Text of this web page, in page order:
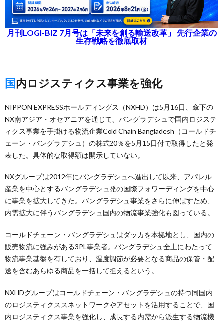
月刊LOGI-BIZ 7月号は「未来を創る輸送改革」 先行企業の
生存戦略を徹底取材
国内ロジスティクス事業を強化
NIPPON EXPRESSホールディングス（NXHD）は5月16日、傘下の
NX南アジア・オセアニアを通じて、バングラデシュで国内ロジステ
ィクス事業を手掛ける物流企業Cold Chain Bangladesh（コールドチ
ェーン・バングラデシュ）の株式20％を5月15日付で取得したと発
表した。具体的な取得額は開示していない。
NXグループは2012年にバングラデシュへ進出して以来、アパレル
産業を中心とするバングラデシュ発の国際フォワーディングを中心
に事業を拡大してきた。バングラデシュ事業をさらに伸ばすため、
内需拡大に伴うバングラデシュ国内の物流事業強化も図っている。
コールドチェーン・バングラデシュはダッカを本拠地とし、国内の
販売物流に強みがある3PL事業者。バングラデシュ全土にわたって
物流事業基盤を有しており、温度調節が必要となる商品の保管・配
送を含むあらゆる商品を一括して担えるという。
NXHDグループはコールドチェーン・バングラデシュの持つ同国内
のロジスティクススネットワークやアセットを活用することで、国
内ロジスティクス事業を強化し、成長する内需から派生する物流機